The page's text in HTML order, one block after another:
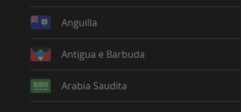
Anguilla
Antigua e Barbuda
Arabia Saudita